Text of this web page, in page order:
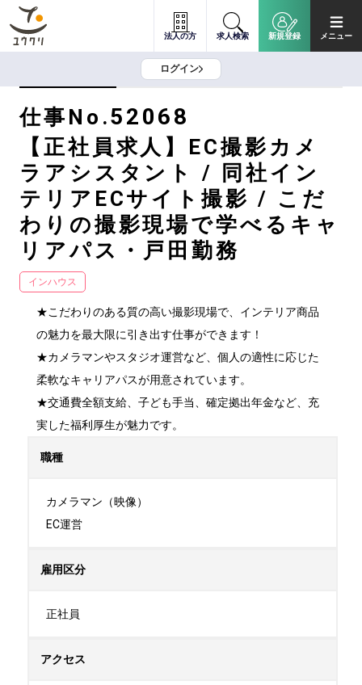
法人の方 求人検索 新規登録 メニュー
ログイン
仕事No.52068
【正社員求人】EC撮影カメ
ラアシスタント / 同社イン
テリアECサイト撮影 / こだ
わりの撮影現場で学べるキャ
リアパス・戸田勤務
インハウス
★こだわりのある質の高い撮影現場で、インテリア商品
の魅力を最大限に引き出す仕事ができます！
★カメラマンやスタジオ運営など、個人の適性に応じた
柔軟なキャリアパスが用意されています。
★交通費全額支給、子ども手当、確定拠出年金など、充
実した福利厚生が魅力です。
職種
カメラマン（映像）
EC運営
雇用区分
正社員
アクセス